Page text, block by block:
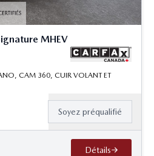
MHEV
CAM 360, CUIR VOLANT ET
Soyez préqualifié
Détails